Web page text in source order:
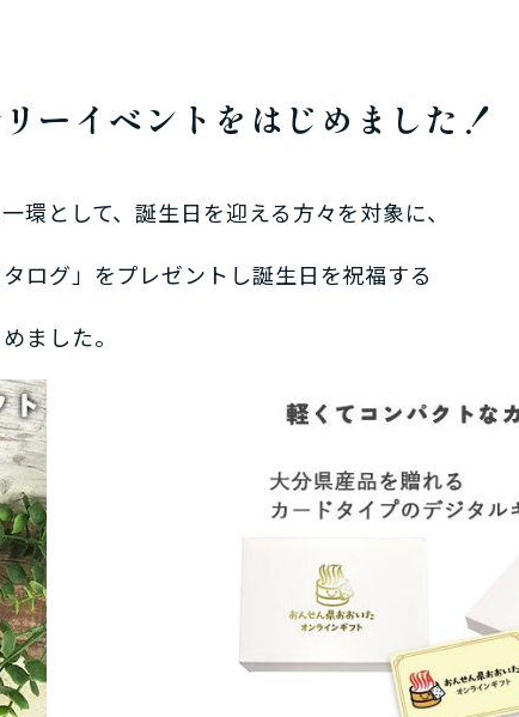
ーイベントをはじめました！
環として、誕生日を迎える方々を対象に、
ログ」をプレゼントし誕生日を祝福する
ました。